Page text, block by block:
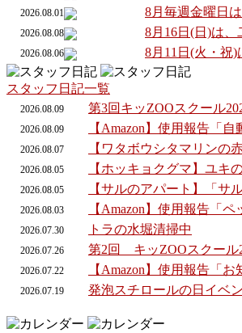
2026.08.01 8月毎週金曜日
2026.08.08 8月16日(日)は
2026.08.06 8月11日(火・祝
スタッフ日記一覧
2026.08.09 第3回キッZOOスクール
2026.08.09 【Amazon】使用報告「自
2026.08.07 【ワタボウシタマリンの
2026.08.05 【ホッキョクグマ】ユキ
2026.08.05 【サルのアパート】「サ
2026.08.03 【Amazon】使用報告「
2026.07.30 トラの水堀清掃中
2026.07.26 第2回 キッZOOスクール
2026.07.22 【Amazon】使用報告「お
2026.07.19 発泡スチロールの日イベ